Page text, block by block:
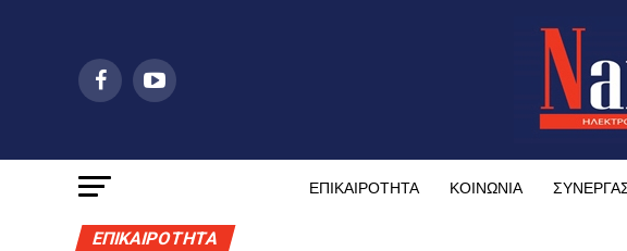
ΕΠΙΚΑΙΡΟΤΗΤΑ ΚΟΙΝΩΝΙΑ
ΕΠΙΚΑΙΡΟΤΗΤΑ